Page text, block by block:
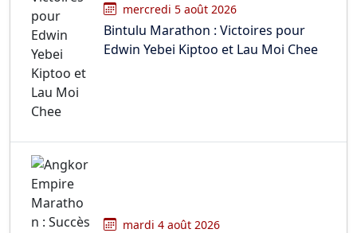
mercredi 5 août 2026
Bintulu Marathon : Victoires pour
Edwin Yebei Kiptoo et Lau Moi Chee
mardi 4 août 2026